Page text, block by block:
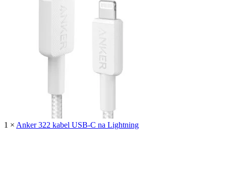
1 × Anker 322 kabel USB-C na Lightning